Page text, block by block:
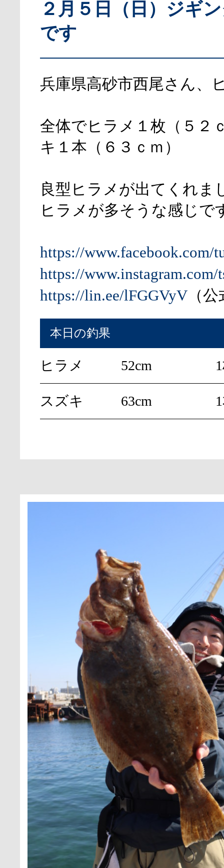
２月５日（日）ジギ
です
兵庫県高砂市西尾さん、
全体でヒラメ１枚（５２
キ１本（６３ｃｍ）
良型ヒラメが出てくれま
ヒラメが多そうな感じで
https://www.facebook.com/
https://www.instagram.com/
https://lin.ee/lFGGVyV （
本日の釣果
ヒラメ 52cm
スズキ 63cm